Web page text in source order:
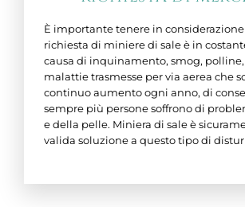
È importante tenere in considerazione
richiesta di miniere di sale è in
causa di inquinamento, smog, polline,
malattie trasmesse per via aerea che
continuo aumento ogni anno, di
sempre più persone soffrono di
e della pelle. Miniera di sale è
valida soluzione a questo tipo di